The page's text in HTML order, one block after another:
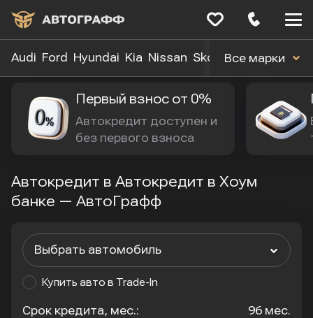
Audi Ford Hyundai Kia Nissan Skoda Toyota
Все марки
Первый взнос от 0%
Автокредит доступен и
без первого взноса
Автокредит в Автокредит в Хоум
банке — АвтоГрафф
Выбрать автомобиль
Купить авто в Trade-In
Срок кредита, мес.: 96 мес.